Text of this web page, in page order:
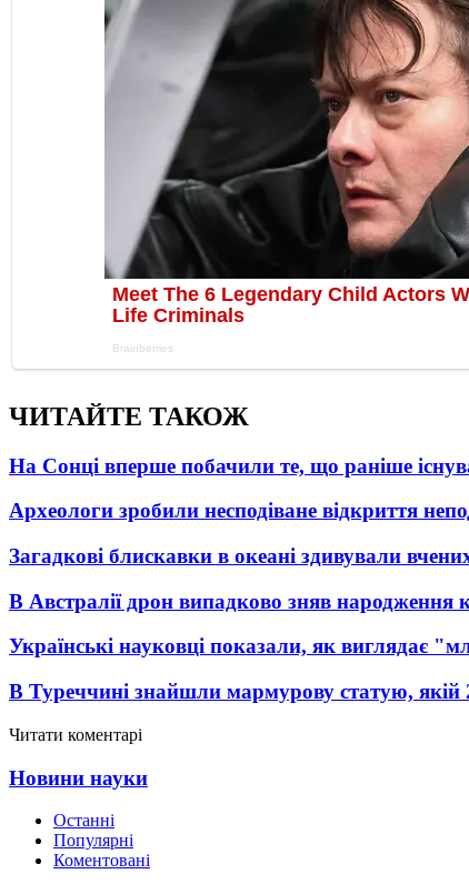
ЧИТАЙТЕ ТАКОЖ
На Сонці вперше побачили те, що раніше
Археологи зробили несподіване відкриття
Загадкові блискавки в океані здивували
В Австралії дрон випадково зняв народження
Українські науковці показали, як виглядає
В Туреччині знайшли мармурову статую, якій
Читати коментарі
Новини науки
Останні
Популярні
Коментовані